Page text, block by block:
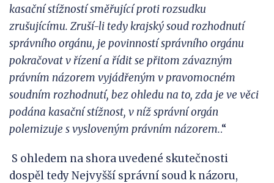
kasační stížností směřující proti rozsudku
zrušujícímu. Zruší-li tedy krajský soud rozhodnutí
správního orgánu, je povinností správního orgánu
pokračovat v řízení a řídit se přitom závazným
právním názorem vyjádřeným vpravomocném
soudním rozhodnutí, bez ohledu na to, zda je ve věci
podána kasační stížnost, v níž správní orgán
polemizuje svysloveným právním názorem..“
S ohledem na shora uvedené skutečnosti
dospěl tedy Nejvyšší správní soud k názoru,